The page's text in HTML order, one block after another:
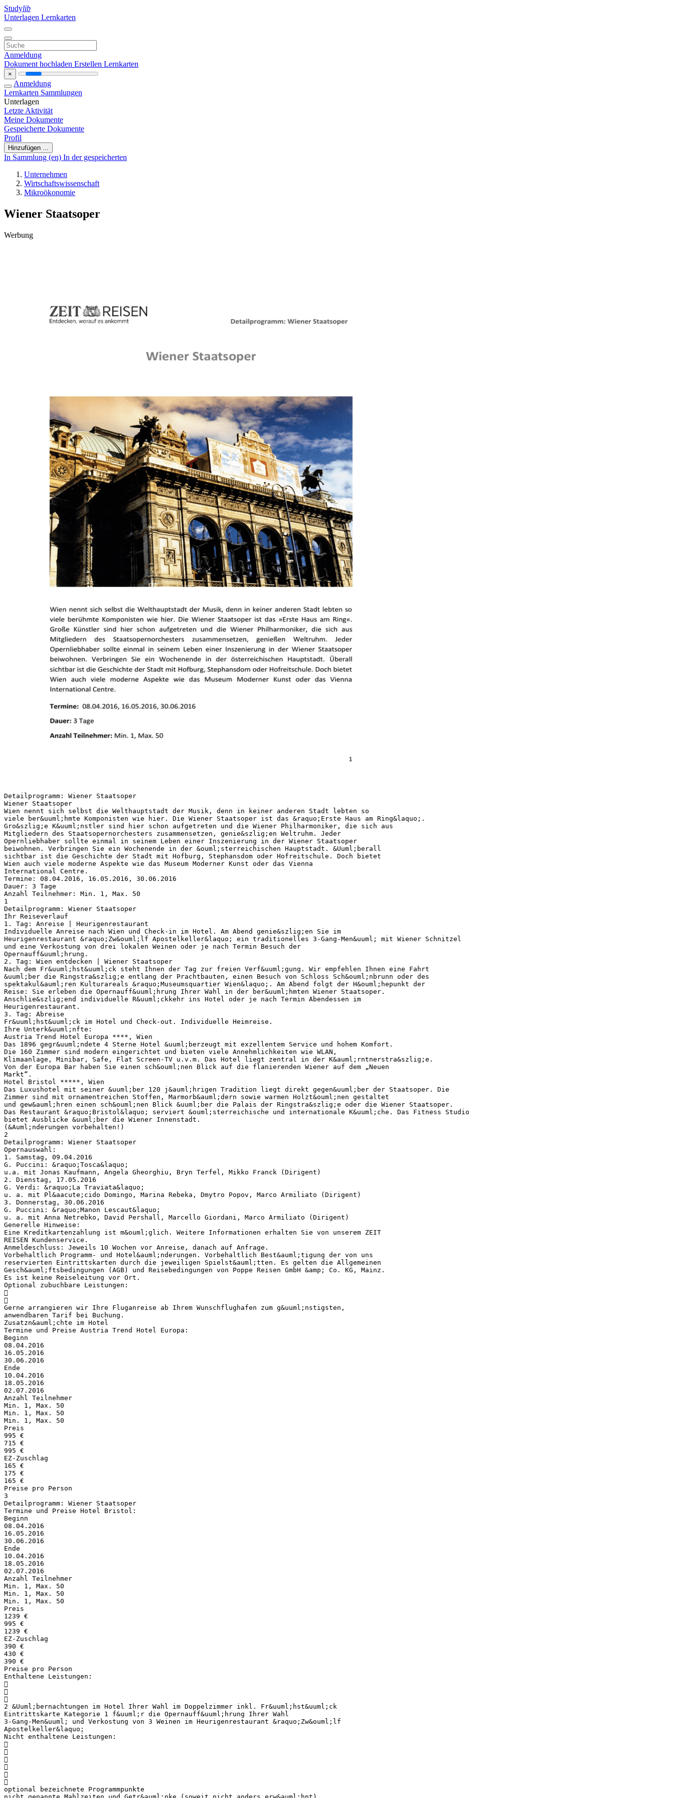
Studylib
Unterlagen Lernkarten
Anmeldung
Dokument hochladen Erstellen Lernkarten
×
Anmeldung
Lernkarten Sammlungen
Unterlagen
Letzte Aktivität
Meine Dokumente
Gespeicherte Dokumente
Profil
Hinzufügen ...
In Sammlung (en) In der gespeicherten
Unternehmen
Wirtschaftswissenschaft
Mikroökonomie
Wiener Staatsoper
Werbung
Detailprogramm: Wiener Staatsoper
Wiener Staatsoper
Wien nennt sich selbst die Welthauptstadt der Musik, denn in keiner anderen Stadt lebten so
viele ber&uuml;hmte Komponisten wie hier. Die Wiener Staatsoper ist das &raquo;Erste Haus am Ring&laquo;.
Gro&szlig;e K&uuml;nstler sind hier schon aufgetreten und die Wiener Philharmoniker, die sich aus
Mitgliedern des Staatsopernorchesters zusammensetzen, genie&szlig;en Weltruhm. Jeder
Opernliebhaber sollte einmal in seinem Leben einer Inszenierung in der Wiener Staatsoper
beiwohnen. Verbringen Sie ein Wochenende in der &ouml;sterreichischen Hauptstadt. &Uuml;berall
sichtbar ist die Geschichte der Stadt mit Hofburg, Stephansdom oder Hofreitschule. Doch bietet
Wien auch viele moderne Aspekte wie das Museum Moderner Kunst oder das Vienna
International Centre.
Termine: 08.04.2016, 16.05.2016, 30.06.2016
Dauer: 3 Tage
Anzahl Teilnehmer: Min. 1, Max. 50
1
Detailprogramm: Wiener Staatsoper
Ihr Reiseverlauf
1. Tag: Anreise | Heurigenrestaurant
Individuelle Anreise nach Wien und Check-in im Hotel. Am Abend genie&szlig;en Sie im
Heurigenrestaurant &raquo;Zw&ouml;lf Apostelkeller&laquo; ein traditionelles 3-Gang-Men&uuml; mit Wiener Schnitzel
und eine Verkostung von drei lokalen Weinen oder je nach Termin Besuch der
Opernauff&uuml;hrung.
2. Tag: Wien entdecken | Wiener Staatsoper
Nach dem Fr&uuml;hst&uuml;ck steht Ihnen der Tag zur freien Verf&uuml;gung. Wir empfehlen Ihnen eine Fahrt
&uuml;ber die Ringstra&szlig;e entlang der Prachtbauten, einen Besuch von Schloss Sch&ouml;nbrunn oder des
spektakul&auml;ren Kulturareals &raquo;Museumsquartier Wien&laquo;. Am Abend folgt der H&ouml;hepunkt der
Reise: Sie erleben die Opernauff&uuml;hrung Ihrer Wahl in der ber&uuml;hmten Wiener Staatsoper.
Anschlie&szlig;end individuelle R&uuml;ckkehr ins Hotel oder je nach Termin Abendessen im
Heurigenrestaurant.
3. Tag: Abreise
Fr&uuml;hst&uuml;ck im Hotel und Check-out. Individuelle Heimreise.
Ihre Unterk&uuml;nfte:
Austria Trend Hotel Europa ****, Wien
Das 1896 gegr&uuml;ndete 4 Sterne Hotel &uuml;berzeugt mit exzellentem Service und hohem Komfort.
Die 160 Zimmer sind modern eingerichtet und bieten viele Annehmlichkeiten wie WLAN,
Klimaanlage, Minibar, Safe, Flat Screen-TV u.v.m. Das Hotel liegt zentral in der K&auml;rntnerstra&szlig;e.
Von der Europa Bar haben Sie einen sch&ouml;nen Blick auf die flanierenden Wiener auf dem „Neuen
Markt“.
Hotel Bristol *****, Wien
Das Luxushotel mit seiner &uuml;ber 120 j&auml;hrigen Tradition liegt direkt gegen&uuml;ber der Staatsoper. Die
Zimmer sind mit ornamentreichen Stoffen, Marmorb&auml;dern sowie warmen Holzt&ouml;nen gestaltet
und gew&auml;hren einen sch&ouml;nen Blick &uuml;ber die Palais der Ringstra&szlig;e oder die Wiener Staatsoper.
Das Restaurant &raquo;Bristol&laquo; serviert &ouml;sterreichische und internationale K&uuml;che. Das Fitness Studio
bietet Ausblicke &uuml;ber die Wiener Innenstadt.
(&Auml;nderungen vorbehalten!)
2
Detailprogramm: Wiener Staatsoper
Opernauswahl:
1. Samstag, 09.04.2016
G. Puccini: &raquo;Tosca&laquo;
u.a. mit Jonas Kaufmann, Angela Gheorghiu, Bryn Terfel, Mikko Franck (Dirigent)
2. Dienstag, 17.05.2016
G. Verdi: &raquo;La Traviata&laquo;
u. a. mit Pl&aacute;cido Domingo, Marina Rebeka, Dmytro Popov, Marco Armiliato (Dirigent)
3. Donnerstag, 30.06.2016
G. Puccini: &raquo;Manon Lescaut&laquo;
u. a. mit Anna Netrebko, David Pershall, Marcello Giordani, Marco Armiliato (Dirigent)
Generelle Hinweise:
Eine Kreditkartenzahlung ist m&ouml;glich. Weitere Informationen erhalten Sie von unserem ZEIT
REISEN Kundenservice.
Anmeldeschluss: Jeweils 10 Wochen vor Anreise, danach auf Anfrage.
Vorbehaltlich Programm- und Hotel&auml;nderungen. Vorbehaltlich Best&auml;tigung der von uns
reservierten Eintrittskarten durch die jeweiligen Spielst&auml;tten. Es gelten die Allgemeinen
Gesch&auml;ftsbedingungen (AGB) und Reisebedingungen von Poppe Reisen GmbH &amp; Co. KG, Mainz.
Es ist keine Reiseleitung vor Ort.
Optional zubuchbare Leistungen:


Gerne arrangieren wir Ihre Fluganreise ab Ihrem Wunschflughafen zum g&uuml;nstigsten,
anwendbaren Tarif bei Buchung.
Zusatzn&auml;chte im Hotel
Termine und Preise Austria Trend Hotel Europa:
Beginn
08.04.2016
16.05.2016
30.06.2016
Ende
10.04.2016
18.05.2016
02.07.2016
Anzahl Teilnehmer
Min. 1, Max. 50
Min. 1, Max. 50
Min. 1, Max. 50
Preis
995 €
715 €
995 €
EZ-Zuschlag
165 €
175 €
165 €
Preise pro Person
3
Detailprogramm: Wiener Staatsoper
Termine und Preise Hotel Bristol:
Beginn
08.04.2016
16.05.2016
30.06.2016
Ende
10.04.2016
18.05.2016
02.07.2016
Anzahl Teilnehmer
Min. 1, Max. 50
Min. 1, Max. 50
Min. 1, Max. 50
Preis
1239 €
995 €
1239 €
EZ-Zuschlag
390 €
430 €
390 €
Preise pro Person
Enthaltene Leistungen:



2 &Uuml;bernachtungen im Hotel Ihrer Wahl im Doppelzimmer inkl. Fr&uuml;hst&uuml;ck
Eintrittskarte Kategorie 1 f&uuml;r die Opernauff&uuml;hrung Ihrer Wahl
3-Gang-Men&uuml; und Verkostung von 3 Weinen im Heurigenrestaurant &raquo;Zw&ouml;lf
Apostelkeller&laquo;
Nicht enthaltene Leistungen:






optional bezeichnete Programmpunkte